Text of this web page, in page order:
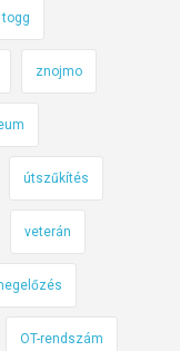
togg
znojmo
útszűkítés
veterán
OT-rendszám